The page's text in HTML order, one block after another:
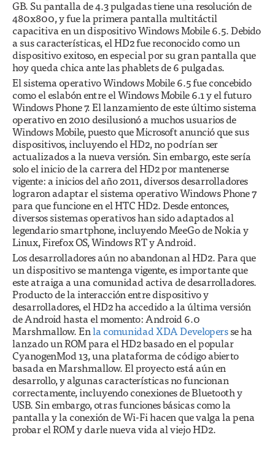
GB. Su pantalla de 4.3 pulgadas tiene una resolución de
480x800, y fue la primera pantalla multitáctil
capacitiva en un dispositivo Windows Mobile 6.5. Debido
a sus características, el HD2 fue reconocido como un
dispositivo exitoso, en especial por su gran pantalla que
hoy queda chica ante las phablets de 6 pulgadas.
El sistema operativo Windows Mobile 6.5 fue concebido
como el eslabón entre el Windows Mobile 6.1 y el futuro
Windows Phone 7. El lanzamiento de este último sistema
operativo en 2010 desilusionó a muchos usuarios de
Windows Mobile, puesto que Microsoft anunció que sus
dispositivos, incluyendo el HD2, no podrían ser
actualizados a la nueva versión. Sin embargo, este sería
solo el inicio de la carrera del HD2 por mantenerse
vigente: a inicios del año 2011, diversos desarrolladores
lograron adaptar el sistema operativo Windows Phone 7
para que funcione en el HTC HD2. Desde entonces,
diversos sistemas operativos han sido adaptados al
legendario smartphone, incluyendo MeeGo de Nokia y
Linux, Firefox OS, Windows RT y Android.
Los desarrolladores aún no abandonan al HD2. Para que
un dispositivo se mantenga vigente, es importante que
este atraiga a una comunidad activa de desarrolladores.
Producto de la interacción entre dispositivo y
desarrolladores, el HD2 ha accedido a la última versión
de Android hasta el momento: Android 6.0
Marshmallow. Enla comunidad XDA Developersse ha
lanzado un ROM para el HD2 basado en el popular
CyanogenMod 13, una plataforma de código abierto
basada en Marshmallow. El proyecto está aún en
desarrollo, y algunas características no funcionan
correctamente, incluyendo conexiones de Bluetooth y
USB. Sin embargo, otras funciones básicas como la
pantalla y la conexión de Wi-Fi hacen que valga la pena
probar el ROM y darle nueva vida al viejo HD2.